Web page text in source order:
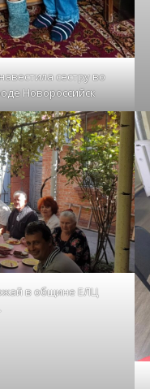
сестру во
Новороссийск
в общине ЕЛЦ